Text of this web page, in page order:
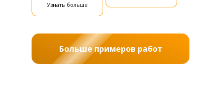
Узнать больше
Больше примеров работ